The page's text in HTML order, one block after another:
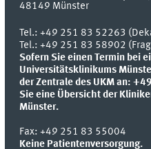
48149 Münster
Tel.:+49 251 83 52263
Tel.: +49 251 83 58902
Sofern Sie einen Termin bei
Universitätsklinikums
der Zentrale des UKM an:
Sie eine Übersicht der
Münster.
Fax:+49 251 83 55004
Keine Patientenversorgung.